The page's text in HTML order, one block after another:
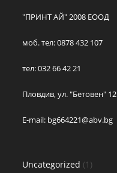
"ПРИНТ АЙ" 2008 ЕООД
моб. тел: 0878 432 107
тел: 032 66 42 21
Пловдив, ул. "Бетовен" 12
E-mail: bg664221@abv.bg
Uncategorized 1